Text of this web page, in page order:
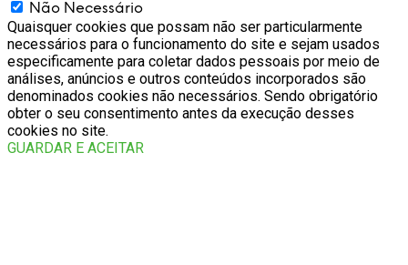
Não Necessário
Quaisquer cookies que possam não ser particularmente
necessários para o funcionamento do site e sejam usados
especificamente para coletar dados pessoais por meio de
análises, anúncios e outros conteúdos incorporados são
denominados cookies não necessários. Sendo obrigatório
obter o seu consentimento antes da execução desses
cookies no site.
GUARDAR E ACEITAR